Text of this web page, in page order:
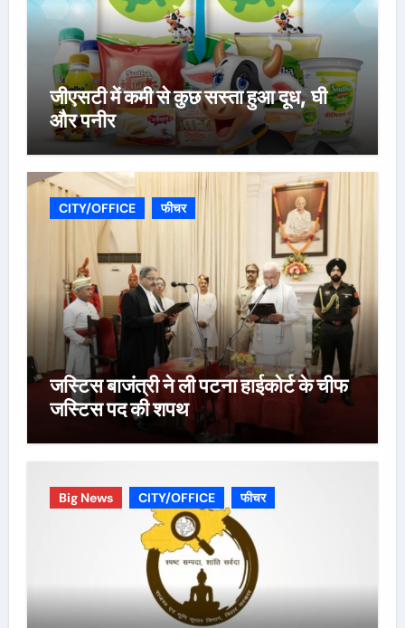
जीएसटी में कमी से कुछ सस्ता हुआ दूध, घी
और पनीर
CITY/OFFICE फीचर
जस्टिस बाजंत्री ने ली पटना हाईकोर्ट के चीफ
जस्टिस पद की शपथ
Big News CITY/OFFICE फीचर